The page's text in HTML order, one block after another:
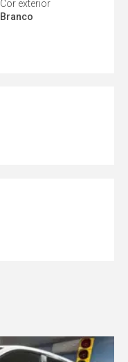
Cor exterior
Branco